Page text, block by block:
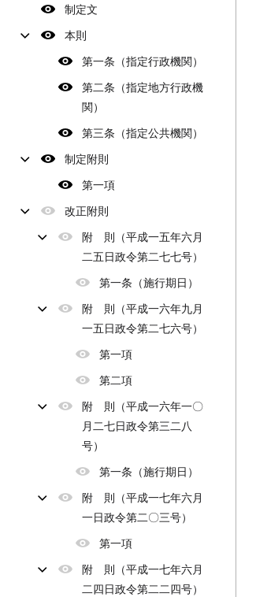
制定文
本則
第一条（指定行政機関）
第二条（指定地方行政機
関）
第三条（指定公共機関）
制定附則
第一項
改正附則
附 則（平成一五年六月
二五日政令第二七七号）
第一条（施行期日）
附 則（平成一六年九月
一五日政令第二七六号）
第一項
第二項
附 則（平成一六年一〇
月二七日政令第三二八
号）
第一条（施行期日）
附 則（平成一七年六月
一日政令第二〇三号）
第一項
附 則（平成一七年六月
二四日政令第二二四号）